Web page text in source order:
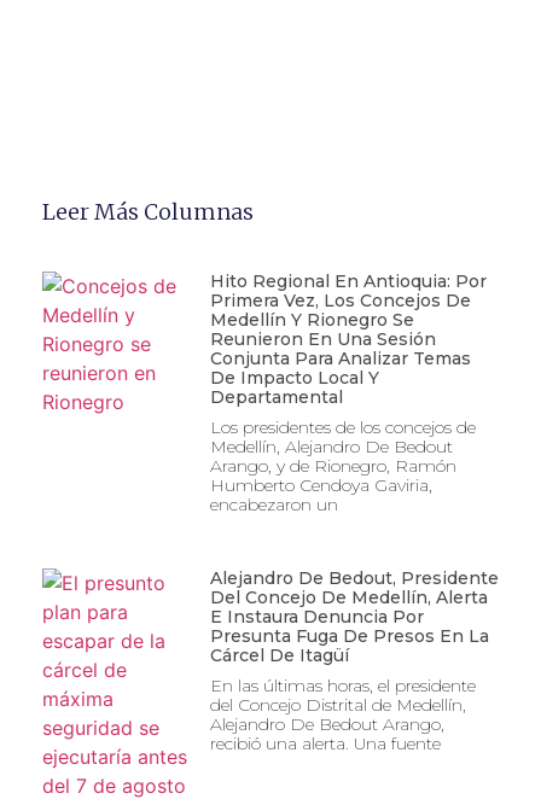
Leer Más Columnas
Hito Regional En Antioquia: Por
Primera Vez, Los Concejos De
Medellín Y Rionegro Se
Reunieron En Una Sesión
Conjunta Para Analizar Temas
De Impacto Local Y
Departamental
Los presidentes de los concejos de
Medellín, Alejandro De Bedout
Arango, y de Rionegro, Ramón
Humberto Cendoya Gaviria,
encabezaron un
Alejandro De Bedout, Presidente
Del Concejo De Medellín, Alerta
E Instaura Denuncia Por
Presunta Fuga De Presos En La
Cárcel De Itagüí
En las últimas horas, el presidente
del Concejo Distrital de Medellín,
Alejandro De Bedout Arango,
recibió una alerta. Una fuente